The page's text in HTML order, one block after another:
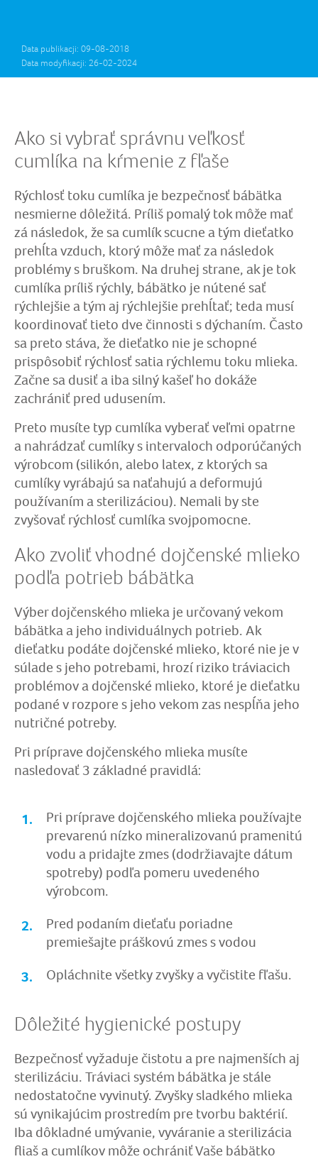
Data publikacji: 09-08-2018
Data modyfikacji: 26-02-2024
Ako si vybrať správnu veľkosť
cumlíka na kŕmenie z fľaše
Rýchlosť toku cumlíka je bezpečnosť bábätka
nesmierne dôležitá. Príliš pomalý tok môže mať
zá následok, že sa cumlík scucne a tým dieťatko
prehĺta vzduch, ktorý môže mať za následok
problémy s bruškom. Na druhej strane, ak je tok
cumlíka príliš rýchly, bábätko je nútené sať
rýchlejšie a tým aj rýchlejšie prehĺtať; teda musí
koordinovať tieto dve činnosti s dýchaním. Často
sa preto stáva, že dieťatko nie je schopné
prispôsobiť rýchlosť satia rýchlemu toku mlieka.
Začne sa dusiť a iba silný kašeľ ho dokáže
zachrániť pred udusením.
Preto musíte typ cumlíka vyberať veľmi opatrne
a nahrádzať cumlíky s intervaloch odporúčaných
výrobcom (silikón, alebo latex, z ktorých sa
cumlíky vyrábajú sa naťahujú a deformujú
používaním a sterilizáciou). Nemali by ste
zvyšovať rýchlosť cumlíka svojpomocne.
Ako zvoliť vhodné dojčenské mlieko
podľa potrieb bábätka
Výber dojčenského mlieka je určovaný vekom
bábätka a jeho individuálnych potrieb. Ak
dieťatku podáte dojčenské mlieko, ktoré nie je v
súlade s jeho potrebami, hrozí riziko tráviacich
problémov a dojčenské mlieko, ktoré je dieťatku
podané v rozpore s jeho vekom zas nespĺňa jeho
nutričné potreby.
Pri príprave dojčenského mlieka musíte
nasledovať 3 základné pravidlá:
Pri príprave dojčenského mlieka používajte
prevarenú nízko mineralizovanú pramenitú
vodu a pridajte zmes (dodržiavajte dátum
spotreby) podľa pomeru uvedeného
výrobcom.
Pred podaním dieťaťu poriadne
premiešajte práškovú zmes s vodou
Opláchnite všetky zvyšky a vyčistite fľašu.
Dôležité hygienické postupy
Bezpečnosť vyžaduje čistotu a pre najmenších aj
sterilizáciu. Tráviaci systém bábätka je stále
nedostatočne vyvinutý. Zvyšky sladkého mlieka
sú vynikajúcim prostredím pre tvorbu baktérií.
Iba dôkladné umývanie, vyváranie a sterilizácia
fliaš a cumlíkov môže ochrániť Vaše bábätko